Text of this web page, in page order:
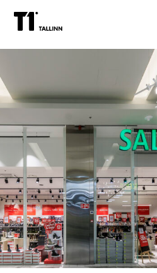
Salamander
Outlet